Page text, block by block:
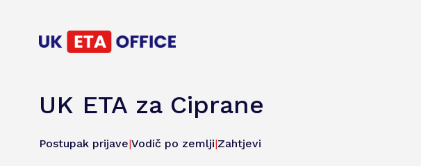
UK ETA za Ciprane
Postupak prijave|Vodič po zemlji|Zahtjevi